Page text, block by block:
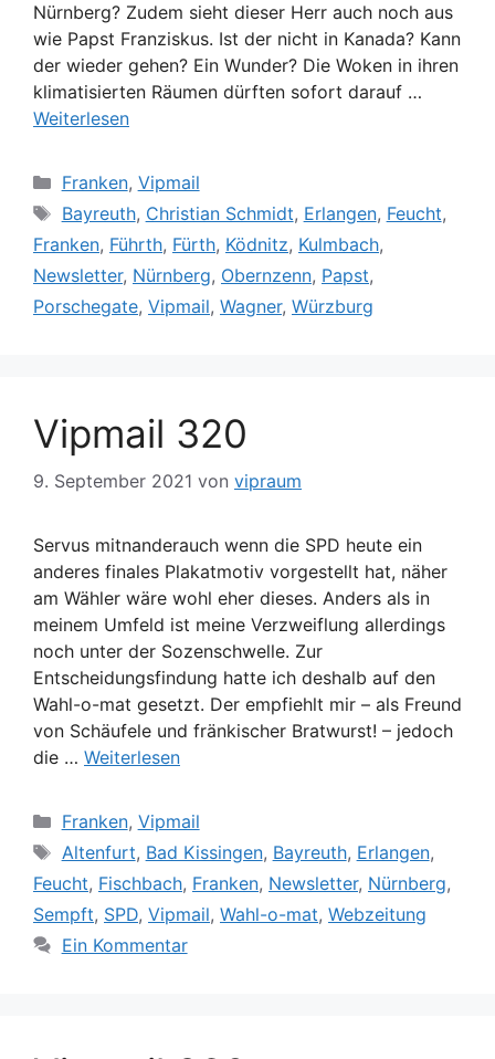
Nürnberg? Zudem sieht dieser Herr auch noch aus
wie Papst Franziskus. Ist der nicht in Kanada? Kann
der wieder gehen? Ein Wunder? Die Woken in ihren
klimatisierten Räumen dürften sofort darauf …
Weiterlesen
Kategorien
Franken, Vipmail
Schlagwörter
Bayreuth, Christian Schmidt, Erlangen, Feucht,
Franken, Führth, Fürth, Ködnitz, Kulmbach,
Newsletter, Nürnberg, Obernzenn, Papst,
Porschegate, Vipmail, Wagner, Würzburg
Vipmail 320
9. September 2021 von vipraum
Servus mitnanderauch wenn die SPD heute ein
anderes finales Plakatmotiv vorgestellt hat, näher
am Wähler wäre wohl eher dieses. Anders als in
meinem Umfeld ist meine Verzweiflung allerdings
noch unter der Sozenschwelle. Zur
Entscheidungsfindung hatte ich deshalb auf den
Wahl-o-mat gesetzt. Der empfiehlt mir – als Freund
von Schäufele und fränkischer Bratwurst! – jedoch
die … Weiterlesen
Kategorien
Franken, Vipmail
Schlagwörter
Altenfurt, Bad Kissingen, Bayreuth, Erlangen,
Feucht, Fischbach, Franken, Newsletter, Nürnberg,
Sempft, SPD, Vipmail, Wahl-o-mat, Webzeitung
Ein Kommentar